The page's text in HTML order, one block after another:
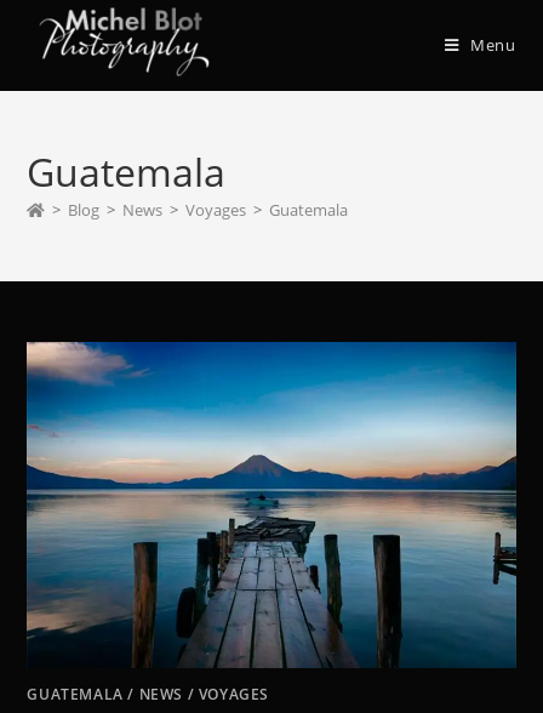
Menu
Guatemala
> Blog > News > Voyages > Guatemala
GUATEMALA / NEWS / VOYAGES